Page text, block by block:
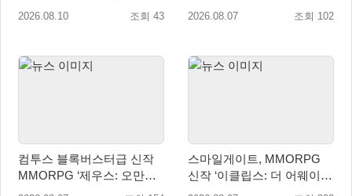
트라 콘서트 10월 5일 서울
2026.08.10 조회 43
신’ 쇼케이스 찾은 배우 박지
2026.08.07 조회 102
컴투스 블록버스터급 신작
MMORPG ‘제우스: 오만의
신’, 8월 26일 출시!
스마일게이트, MMORPG
신작 ‘이클립스: 더 어웨이크
닝’ 9월 10일 론칭!